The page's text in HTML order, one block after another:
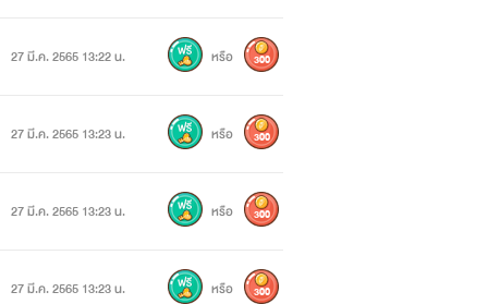
27 มี.ค. 2565 13:22 น. หรือ 300
27 มี.ค. 2565 13:23 น. หรือ 300
27 มี.ค. 2565 13:23 น. หรือ 300
27 มี.ค. 2565 13:23 น. หรือ 300